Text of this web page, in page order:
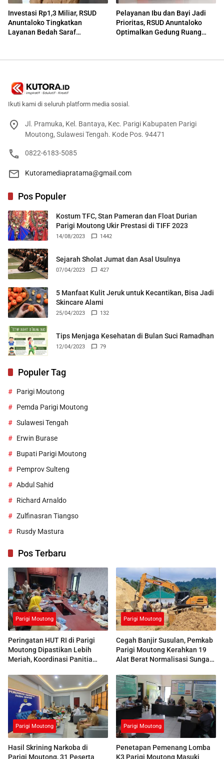
Investasi Rp1,3 Miliar, RSUD
Anuntaloko Tingkatkan
Layanan Bedah Saraf
Pelayanan Ibu dan Bayi Jadi
Prioritas, RSUD Anuntaloko
Optimalkan Gedung Ruang
Ikuti kami di seluruh platform media sosial.
Jl. Pramuka, Kel. Bantaya, Kec. Parigi Kabupaten Parigi
Moutong, Sulawesi Tengah. Kode Pos. 94471
0822-6183-5085
Kutoramediapratama@gmail.com
Pos Populer
Kostum TFC, Stan Pameran dan Float Durian
Parigi Moutong Ukir Prestasi di TIFF 2023
14/08/2023 1442
Sejarah Sholat Jumat dan Asal Usulnya
07/04/2023 427
5 Manfaat Kulit Jeruk untuk Kecantikan, Bisa Jadi
Skincare Alami
25/04/2023 132
Tips Menjaga Kesehatan di Bulan Suci Ramadhan
12/04/2023 79
Populer Tag
Parigi Moutong
Pemda Parigi Moutong
Sulawesi Tengah
Erwin Burase
Bupati Parigi Moutong
Pemprov Sulteng
Abdul Sahid
Richard Arnaldo
Zulfinasran Tiangso
Rusdy Mastura
Pos Terbaru
Parigi Moutong
Peringatan HUT RI di Parigi
Moutong Dipastikan Lebih
Meriah, Koordinasi Panitia
Parigi Moutong
Cegah Banjir Susulan, Pemkab
Parigi Moutong Kerahkan 19
Alat Berat Normalisasi Sungai
Parigi Moutong
Hasil Skrining Narkoba di
Parigi Moutong, 31 Peserta
Parigi Moutong
Penetapan Pemenang Lomba
K3 Parigi Moutong Masuki